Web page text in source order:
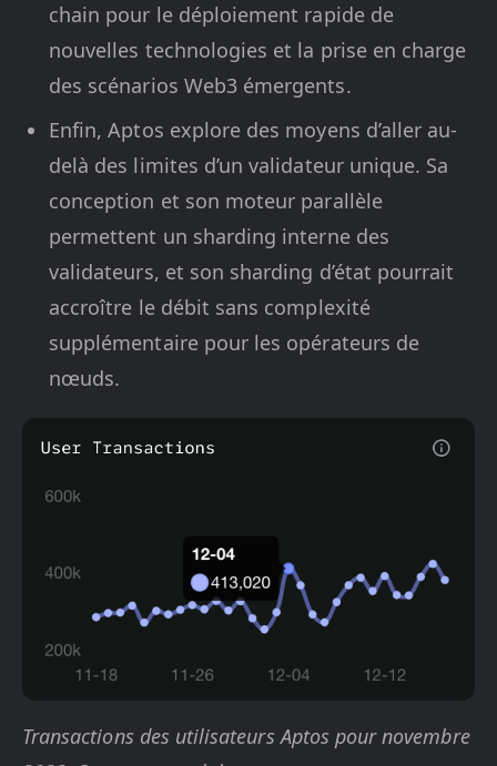
chain pour le déploiement rapide de
nouvelles technologies et la prise en charge
des scénarios Web3 émergents.
Enfin, Aptos explore des moyens d’aller au-
delà des limites d’un validateur unique. Sa
conception et son moteur parallèle
permettent un sharding interne des
validateurs, et son sharding d’état pourrait
accroître le débit sans complexité
supplémentaire pour les opérateurs de
nœuds.
Transactions des utilisateurs Aptos pour novembre